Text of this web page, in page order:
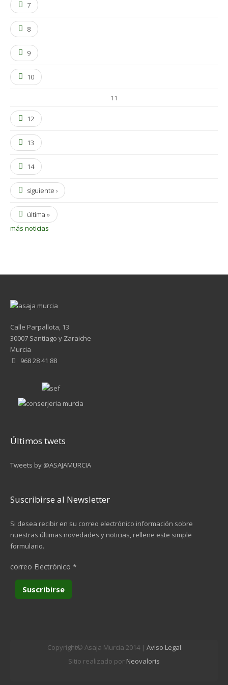
7
8
9
10
11
12
13
14
siguiente ›
última »
más noticias
Calle Parpallota, 13
30007 Santiago y Zaraiche
Murcia
968 28 41 88
Últimos twets
Tweets by @ASAJAMURCIA
Suscribirse al Newsletter
Si desea recibir en su correo electrónico información sobre
nuestras últimas novedades y noticias, rellene este simple
formulario.
correo Electrónico *
Copyright© Asaja Murcia 2014 | Aviso Legal
Sitio realizado por Neovaloris